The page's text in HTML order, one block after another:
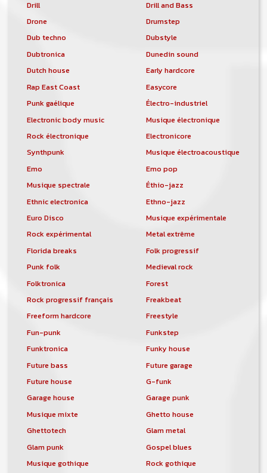
Drill
Drill and Bass
Drone
Drumstep
Dub techno
Dubstyle
Dubtronica
Dunedin sound
Dutch house
Early hardcore
Rap East Coast
Easycore
Punk gaélique
Électro-industriel
Electronic body music
Musique électronique
Rock électronique
Electronicore
Synthpunk
Musique électroacoustique
Emo
Emo pop
Musique spectrale
Éthio-jazz
Ethnic electronica
Ethno-jazz
Euro Disco
Musique expérimentale
Rock expérimental
Metal extrême
Florida breaks
Folk progressif
Punk folk
Medieval rock
Folktronica
Forest
Rock progressif français
Freakbeat
Freeform hardcore
Freestyle
Fun-punk
Funkstep
Funktronica
Funky house
Future bass
Future garage
Future house
G-funk
Garage house
Garage punk
Musique mixte
Ghetto house
Ghettotech
Glam metal
Glam punk
Gospel blues
Musique gothique
Rock gothique